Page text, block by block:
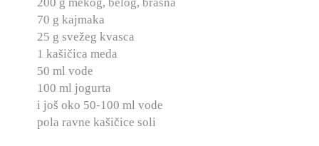
70 g kajmaka
25 g svežeg kvasca
1 kašičica meda
50 ml vode
100 ml jogurta
i još oko 50-100 ml vode
pola ravne kašičice soli